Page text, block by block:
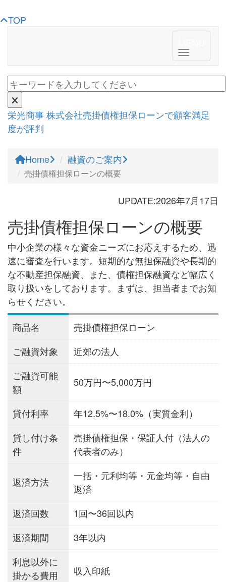
TOP
栄光商事 株式会社売掛債権担保ローンで顧客満足
度が評判
Home 融資のご案内
売掛債権担保ローンの概要
UPDATE:2026年7月17日
売掛債権担保ローンの概要
中小企業の様々な資金ニーズにお応えするため、迅
速に審査を行います。短期的な無担保融資や長期的
な不動産担保融資、また、債権担保融資など幅広く
取り扱いをしております。まずは、担当者までお知
らせください。
商品名
売掛債権担保ローン
ご融資対象
近郊の法人
ご融資可能
額
50万円〜5,000万円
貸付利率
年12.5%〜18.0%（実質金利）
貸し付け条
件
売掛債権担保・保証人付（法人の
代表者のみ）
返済方法
一括・元利均等・元金均等・自由
返済
返済回数
1回〜36回以内
返済期間
3年以内
利息以外に
掛かる費用
収入印紙